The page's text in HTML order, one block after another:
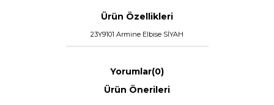
Ürün Özellikleri
23Y9101 Armine Elbise SİYAH
Yorumlar(0)
Ürün Önerileri